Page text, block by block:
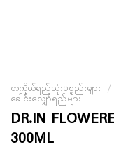
တကိုယ်ရည်သုံးပစ္စည်းများ /
ခေါင်းလျှော်ရည်များ
DR.IN
300ML